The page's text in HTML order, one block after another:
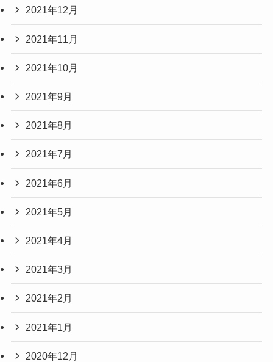
2021年12月
2021年11月
2021年10月
2021年9月
2021年8月
2021年7月
2021年6月
2021年5月
2021年4月
2021年3月
2021年2月
2021年1月
2020年12月